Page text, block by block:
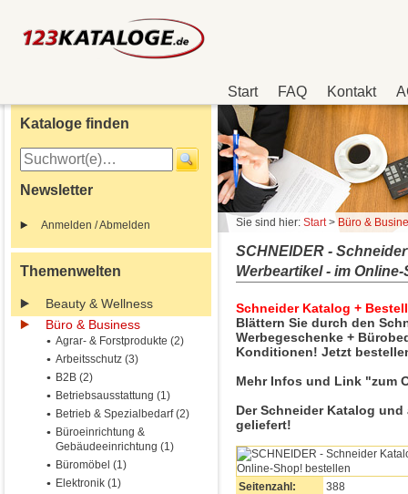
Start FAQ Kontakt
Kataloge finden
Newsletter
Anmelden / Abmelden
Themenwelten
Beauty & Wellness
Büro & Business
Agrar- & Forstprodukte (2)
Arbeitsschutz (3)
B2B (2)
Betriebsausstattung (1)
Betrieb & Spezialbedarf (2)
Büroeinrichtung &
Gebäudeeinrichtung (1)
Büromöbel (1)
Elektronik (1)
Sie sind hier: Start>Büro &
SCHNEIDER -
Werbeartikel - im
Schneider Katalog +
Blättern Sie durch den
Werbegeschenke +
Konditionen! Jetzt
Mehr Infos und Link "zum
Der Schneider Katalog
geliefert!
Seitenzahl:
388